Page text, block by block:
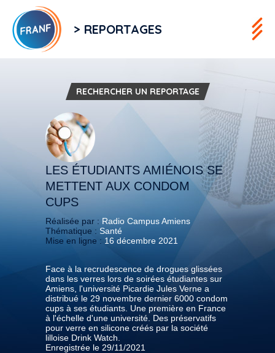
> REPORTAGES
RECHERCHER UN REPORTAGE
LES ÉTUDIANTS AMIÉNOIS SE
METTENT AUX CONDOM
CUPS
Réalisée par : Radio Campus Amiens
Thématique : Santé
Mise en ligne : 16 décembre 2021
Face à la recrudescence de drogues glissées
dans les verres lors de soirées étudiantes sur
Amiens, l'université Picardie Jules Verne a
distribué le 29 novembre dernier 6000 condom
cups à ses étudiants. Une première en France
à l'échelle d'une université. Des préservatifs
pour verre en silicone créés par la société
lilloise Drink Watch.
Enregistrée le 29/11/2021